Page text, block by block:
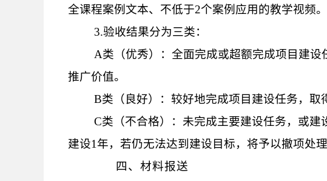
全课程案例文本、不低于2个案例应用的教学视频。
3.验收结果分为三类：
A类（优秀）：全面完成或超额完成项目建
推广价值。
B类（良好）：较好地完成项目建设任务，取
C类（不合格）：未完成主要建设任务，或建
建设1年，若仍无法达到建设目标，将予以撤项处理
四、材料报送